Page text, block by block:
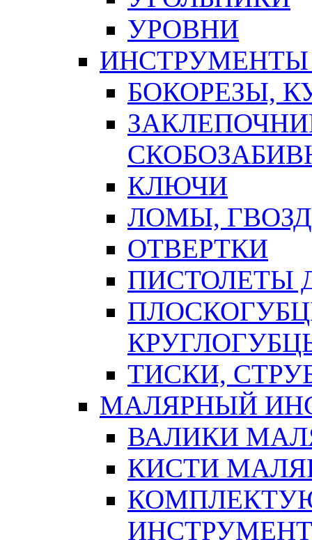
УРОВНИ
БОКОРЕЗЫ,
КЛЮЧИ
ЛОМЫ,
ОТВЕРТКИ
ПИСТОЛЕТЫ
ТИСКИ,
МАЛЯРНЫЙ
ВАЛИКИ
КИСТИ